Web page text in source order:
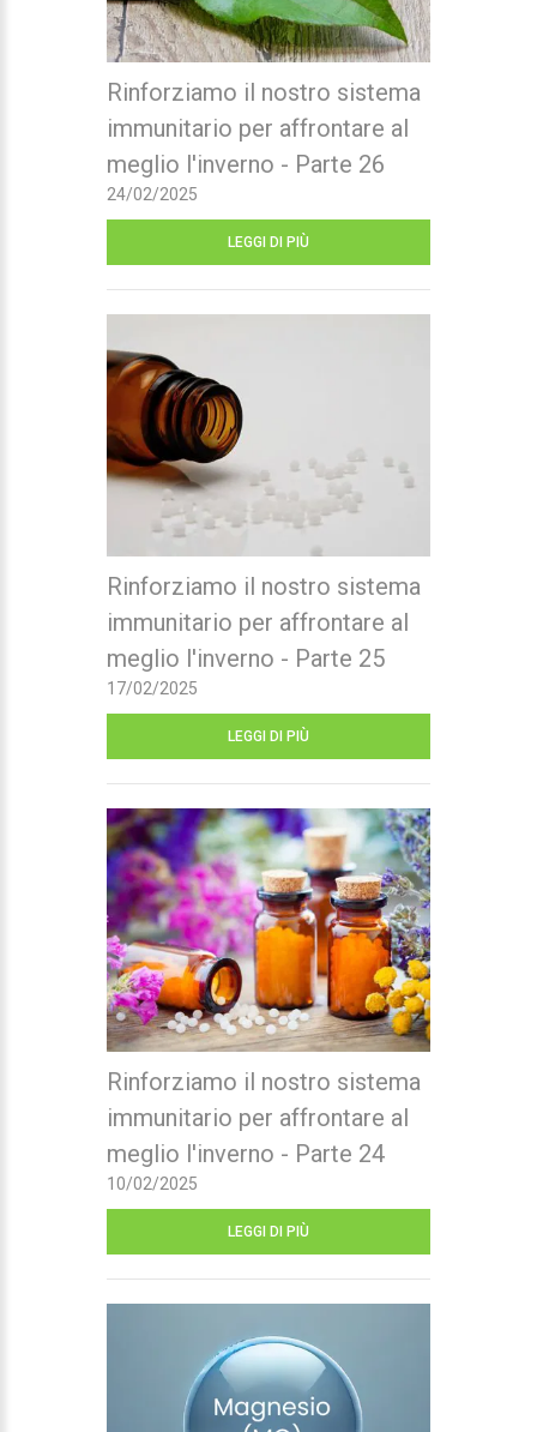
Rinforziamo il nostro sistema
immunitario per affrontare al
meglio l'inverno - Parte 26
24/02/2025
LEGGI DI PIÙ
Rinforziamo il nostro sistema
immunitario per affrontare al
meglio l'inverno - Parte 25
17/02/2025
LEGGI DI PIÙ
Rinforziamo il nostro sistema
immunitario per affrontare al
meglio l'inverno - Parte 24
10/02/2025
LEGGI DI PIÙ